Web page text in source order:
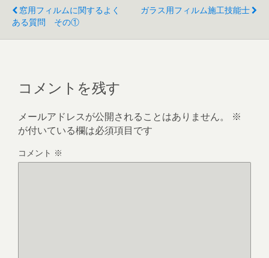
窓用フィルムに関するよく
ある質問 その①
ガラス用フィルム施工技能士
コメントを残す
メールアドレスが公開されることはありません。
※
が付いている欄は必須項目です
コメント ※